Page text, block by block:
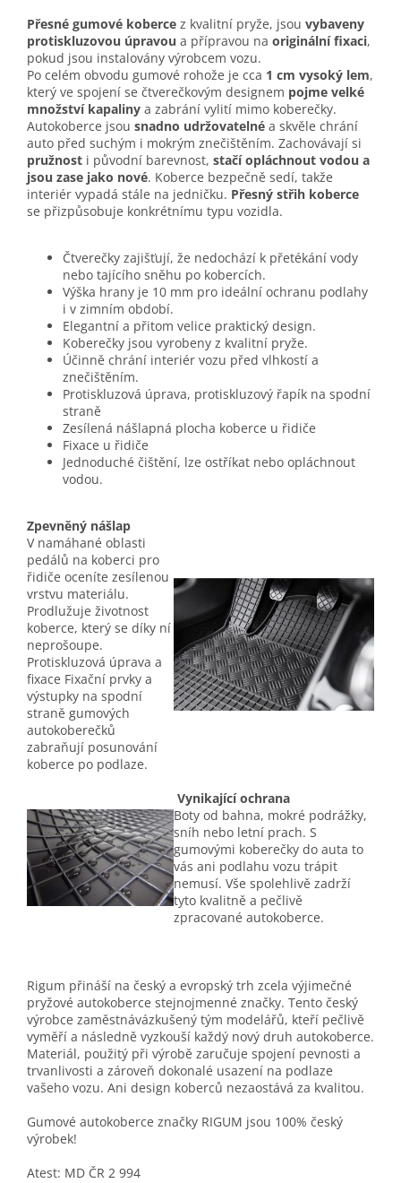
Přesné gumové koberce z kvalitní pryže, jsou vybaveny
protiskluzovou úpravou a přípravou na originální fixaci,
pokud jsou instalovány výrobcem vozu.
Po celém obvodu gumové rohože je cca 1 cm vysoký lem,
který ve spojení se čtverečkovým designem pojme velké
množství kapaliny a zabrání vylití mimo koberečky.
Autokoberce jsou snadno udržovatelné a skvěle chrání
auto před suchým i mokrým znečištěním. Zachovávají si
pružnost i původní barevnost, stačí opláchnout vodou a
jsou zase jako nové. Koberce bezpečně sedí, takže
interiér vypadá stále na jedničku. Přesný střih koberce
se přizpůsobuje konkrétnímu typu vozidla.
Čtverečky zajišťují, že nedochází k přetékání vody
nebo tajícího sněhu po kobercích.
Výška hrany je 10 mm pro ideální ochranu podlahy
i v zimním období.
Elegantní a přitom velice praktický design.
Koberečky jsou vyrobeny z kvalitní pryže.
Účinně chrání interiér vozu před vlhkostí a
znečištěním.
Protiskluzová úprava, protiskluzový řapík na spodní
straně
Zesílená nášlapná plocha koberce u řidiče
Fixace u řidiče
Jednoduché čištění, lze ostříkat nebo opláchnout
vodou.
Zpevněný nášlap
V namáhané oblasti
pedálů na koberci pro
řidiče oceníte zesílenou
vrstvu materiálu.
Prodlužuje životnost
koberce, který se díky ní
neprošoupe.
Protiskluzová úprava a
fixace Fixační prvky a
výstupky na spodní
straně gumových
autokoberečků
zabraňují posunování
koberce po podlaze.
Vynikající ochrana
Boty od bahna, mokré podrážky,
sníh nebo letní prach. S
gumovými koberečky do auta to
vás ani podlahu vozu trápit
nemusí. Vše spolehlivě zadrží
tyto kvalitně a pečlivě
zpracované autokoberce.
Rigum přináší na český a evropský trh zcela výjimečné
pryžové autokoberce stejnojmenné značky. Tento český
výrobce zaměstnávázkušený tým modelářů, kteří pečlivě
vyměří a následně vyzkouší každý nový druh autokoberce.
Materiál, použitý při výrobě zaručuje spojení pevnosti a
trvanlivosti a zároveň dokonalé usazení na podlaze
vašeho vozu. Ani design koberců nezaostává za kvalitou.
Gumové autokoberce značky RIGUM jsou 100% český
výrobek!
Atest: MD ČR 2 994